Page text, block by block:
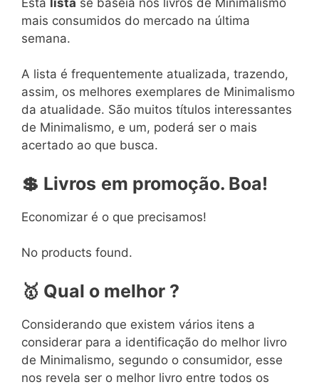
mais consumidos do mercado na última
semana.
A lista é frequentemente atualizada, trazendo,
assim, os melhores exemplares de Minimalismo
da atualidade. São muitos títulos interessantes
de Minimalismo, e um, poderá ser o mais
acertado ao que busca.
💲 Livros em promoção. Boa!
Economizar é o que precisamos!
No products found.
🥇 Qual o melhor ?
Considerando que existem vários itens a
considerar para a identificação do melhor livro
de Minimalismo, segundo o consumidor, esse
nos revela ser o melhor livro entre todos os